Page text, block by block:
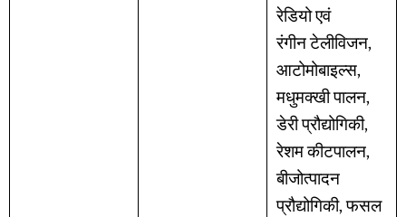
रेडियो एवं
रंगीन टेलीविजन,
आटोमोबाइल्स,
मधुमक्खी पालन,
डेरी प्रौद्योगिकी,
रेशम कीटपालन,
बीजोत्पादन
प्रौद्योगिकी, फसल